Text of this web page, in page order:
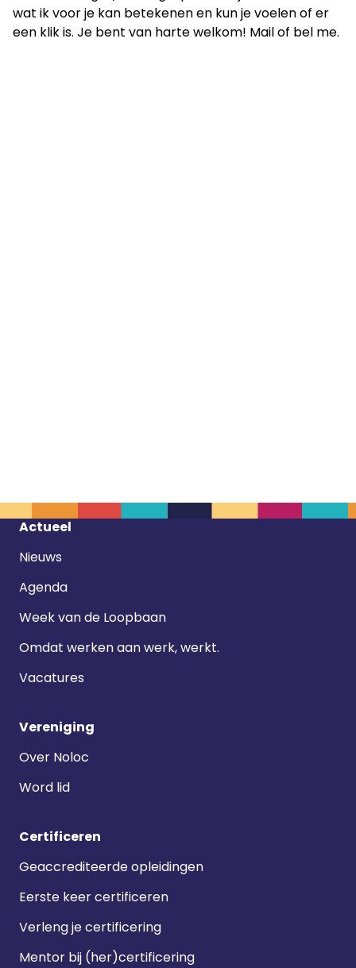
wat ik voor je kan betekenen en kun je voelen of er
een klik is. Je bent van harte welkom! Mail of bel me.
Footer
Actueel
Nieuws
Agenda
Week van de Loopbaan
Omdat werken aan werk, werkt.
Vacatures
Vereniging
Over Noloc
Word lid
Certificeren
Geaccrediteerde opleidingen
Eerste keer certificeren
Verleng je certificering
Mentor bij (her)certificering